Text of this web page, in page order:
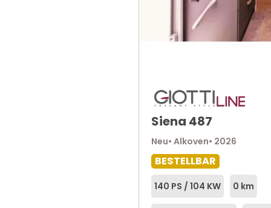
Siena 487
Neu• Alkoven• 2026
BESTELLBAR
140 PS / 104 KW 0 km